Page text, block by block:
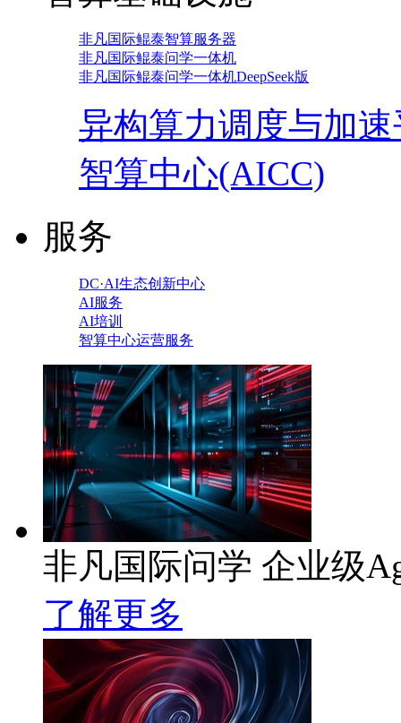
非凡国际鲲泰智算服务器
非凡国际鲲泰问学一体机
非凡国际鲲泰问学一体机DeepSeek版
异构算力调度与加
智算中心(AICC)
服务
DC·AI生态创新中心
AI服务
AI培训
智算中心运营服务
非凡国际问学 企业级
了解更多